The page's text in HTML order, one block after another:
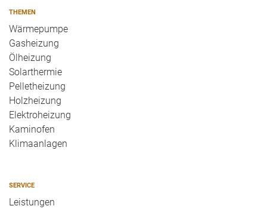
THEMEN
Wärmepumpe
Gasheizung
Ölheizung
Solarthermie
Pelletheizung
Holzheizung
Elektroheizung
Kaminofen
Klimaanlagen
SERVICE
Leistungen